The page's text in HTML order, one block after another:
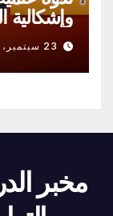
وإشكالية
23 سبتمبر، 2025
مخبر